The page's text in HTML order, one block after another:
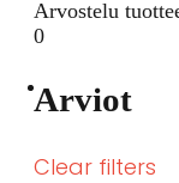
Arvostelu
0
Arviot
Clear filters